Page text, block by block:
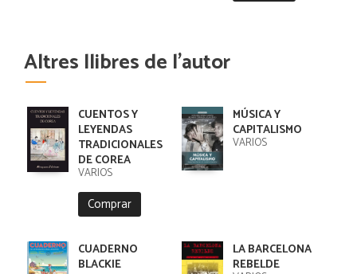
Altres llibres de l'autor
CUENTOS Y
LEYENDAS
TRADICIONALES
DE COREA
VARIOS
Comprar
MÚSICA Y
CAPITALISMO
VARIOS
CUADERNO
BLACKIE
LA BARCELONA
REBELDE